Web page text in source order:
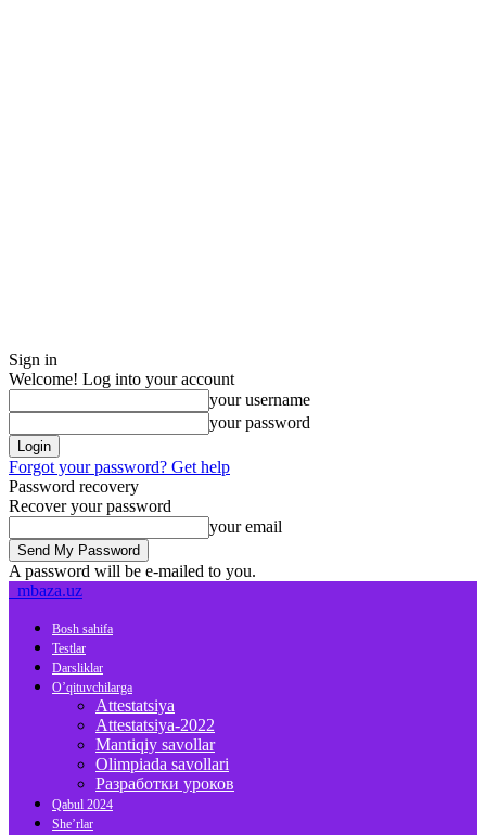
Sign in
Welcome! Log into your account
your username
your password
Forgot your password? Get help
Password recovery
Recover your password
your email
A password will be e-mailed to you.
mbaza.uz
Bosh sahifa
Testlar
Darsliklar
O’qituvchilarga
Attestatsiya
Attestatsiya-2022
Mantiqiy savollar
Olimpiada savollari
Разработки уроков
Qabul 2024
She’rlar